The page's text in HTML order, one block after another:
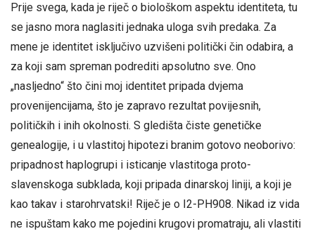
Prije svega, kada je riječ o biološkom aspektu identiteta, tu
se jasno mora naglasiti jednaka uloga svih predaka. Za
mene je identitet isključivo uzvišeni politički čin odabira, a
za koji sam spreman podrediti apsolutno sve. Ono
„nasljedno“ što čini moj identitet pripada dvjema
provenijencijama, što je zapravo rezultat povijesnih,
političkih i inih okolnosti. S gledišta čiste genetičke
genealogije, i u vlastitoj hipotezi branim gotovo neoborivo:
pripadnost haplogrupi i isticanje vlastitoga proto-
slavenskoga subklada, koji pripada dinarskoj liniji, a koji je
kao takav i starohrvatski! Riječ je o I2-PH908. Nikad iz vida
ne ispuštam kako me pojedini krugovi promatraju, ali vlastiti